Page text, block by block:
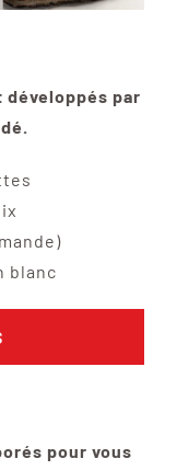
par
blanc
pour vous